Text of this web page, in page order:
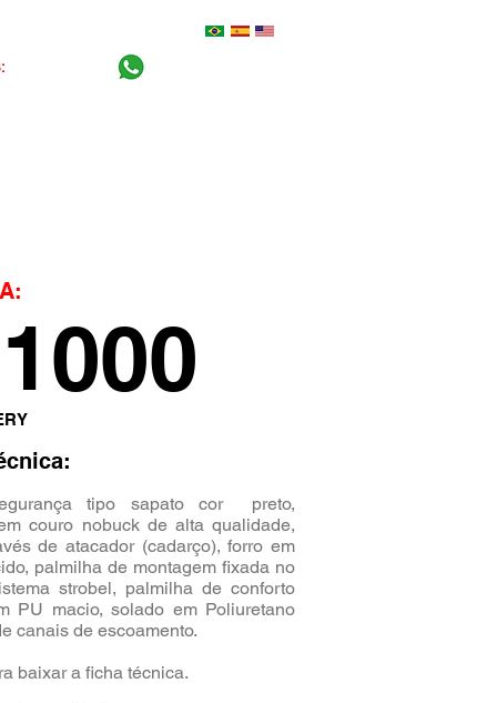
tipo sapato cor preto,
couro nobuck de alta qualidade,
de atacador (cadarço), forro em
palmilha de montagem fixada no
strobel, palmilha de conforto
PU macio, solado em Poliuretano
canais de escoamento.
baixar a ficha técnica.